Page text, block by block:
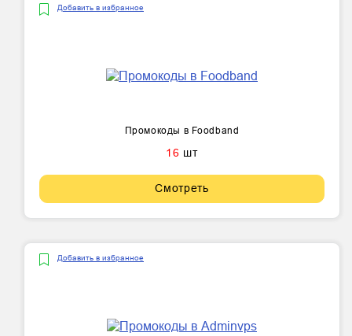
Добавить в избранное
Промокоды в Foodband
16 шт
Смотреть
Добавить в избранное